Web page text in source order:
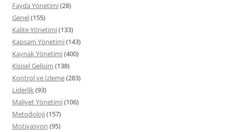
Fayda Yönetimi(28)
Genel(155)
Kalite Yönetimi(133)
Kapsam Yönetimi(143)
Kaynak Yönetimi(400)
Kisisel Gelisim (138)
Kontrol ve İzleme(283)
Liderlik (93)
Maliyet Yönetimi(106)
Metodoloji(157)
Motivasyon (95)